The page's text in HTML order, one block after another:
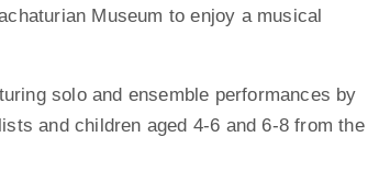
Museum to enjoy a musical
solo and ensemble performances by
and children aged 4-6 and 6-8 from the